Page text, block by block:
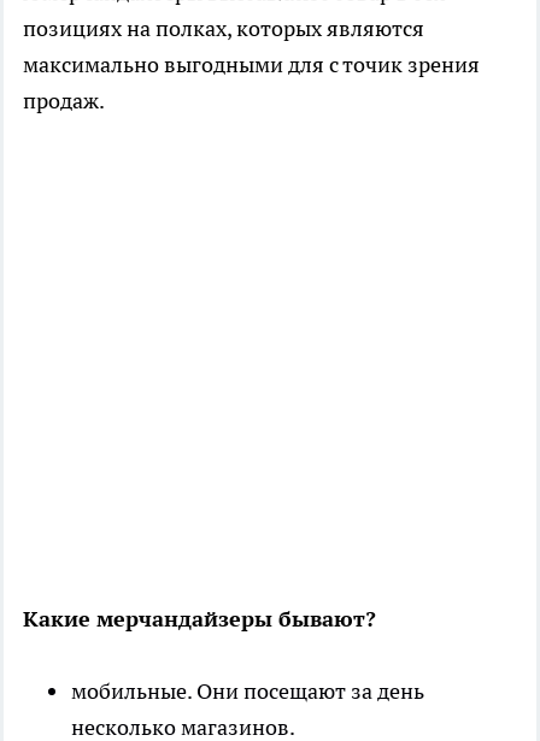
позициях на полках, которых являются
максимально выгодными для с точик зрения
продаж.
Какие мерчандайзеры бывают?
мобильные. Они посещают за день
несколько магазинов.